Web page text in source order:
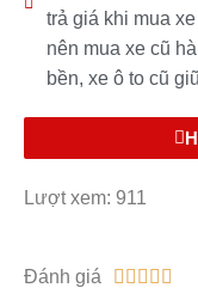
trả giá khi mua
nên mua xe cũ
bền, xe ô to cũ
Lượt xem: 911
Đánh giá     